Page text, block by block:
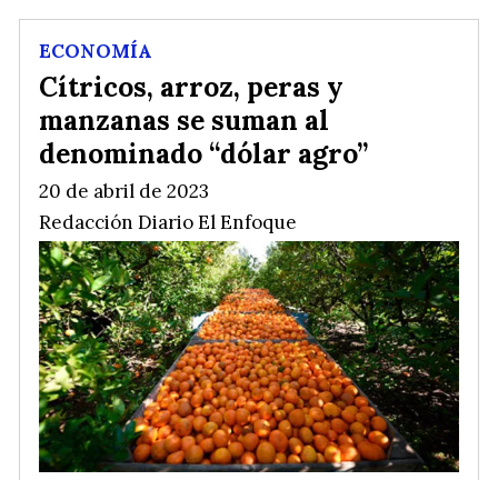
Cítricos, arroz, peras y
manzanas se suman al
denominado “dólar agro”
Redacción Diario El Enfoque
ECONOMÍA
20 de abril de 2023